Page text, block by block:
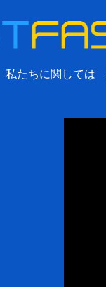
私たちに関しては